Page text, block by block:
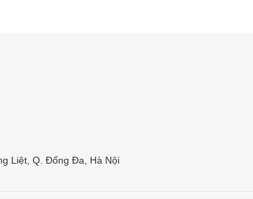
Liệt, Q. Đống Đa, Hà Nội